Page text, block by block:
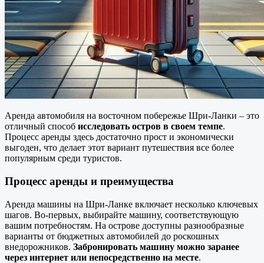
Аренда автомобиля на восточном побережье Шри-Ланки – это
отличный способ исследовать остров в своем темпе.
Процесс аренды здесь достаточно прост и экономически
выгоден, что делает этот вариант путешествия все более
популярным среди туристов.
Процесс аренды и преимущества
Аренда машины на Шри-Ланке включает несколько ключевых
шагов. Во-первых, выбирайте машину, соответствующую
вашим потребностям. На острове доступны разнообразные
варианты от бюджетных автомобилей до роскошных
внедорожников. Забронировать машину можно заранее
через интернет или непосредственно на месте.